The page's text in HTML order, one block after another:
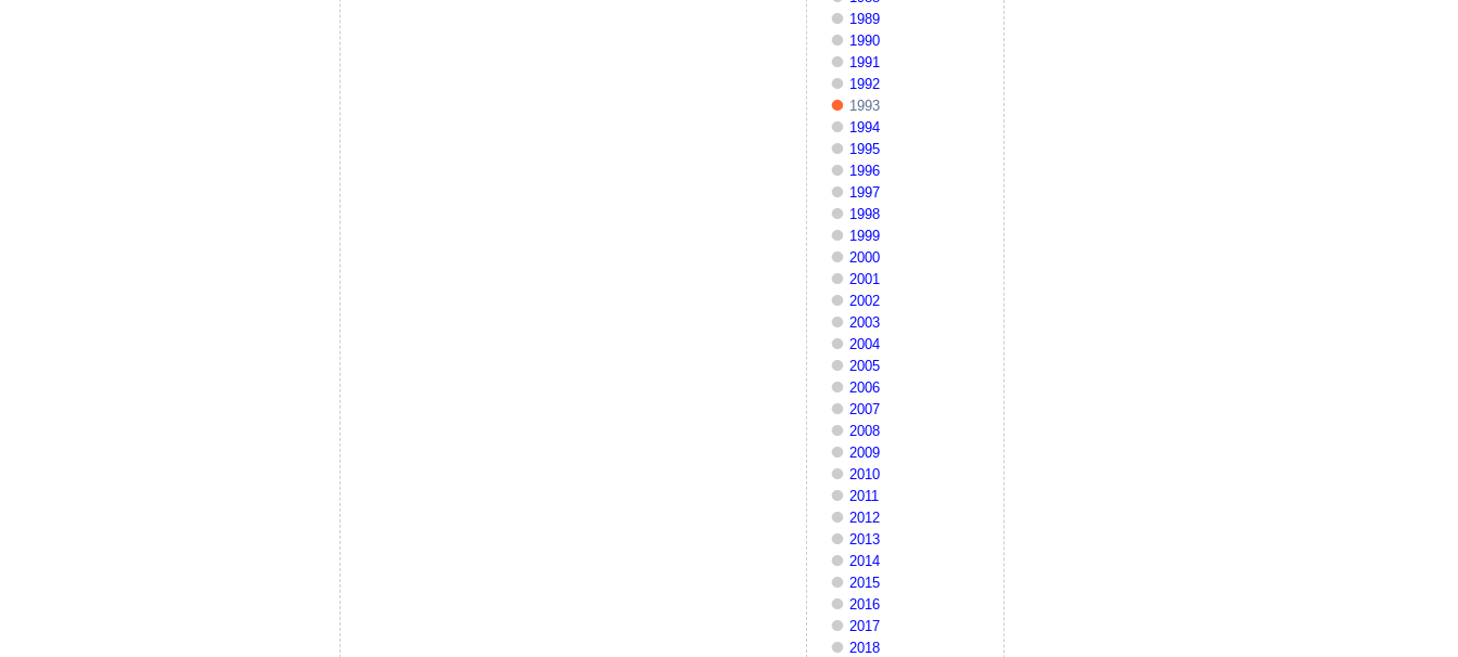
1989
1990
1991
1992
1993
1994
1995
1996
1997
1998
1999
2000
2001
2002
2003
2004
2005
2006
2007
2008
2009
2010
2011
2012
2013
2014
2015
2016
2017
2018